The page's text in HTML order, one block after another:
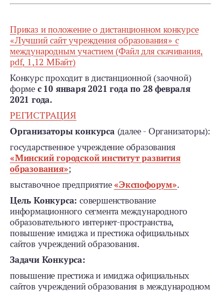
Приказ и положение о дистанционном конкурсе
«Лучший сайт учреждения образования» с
международным участием (Файл для скачивания,
pdf, 1,12 МБайт)
Конкурс проходит в дистанционной (заочной)
форме с 10 января 2021 года по 28 февраля
2021 года.
РЕГИСТРАЦИЯ
Организаторы конкурса(далее - Организаторы):
государственное учреждение образования
«Минский городской институт развития
образования»;
выставочное предприятие«Экспофорум».
Цель Конкурса: совершенствование
информационного сегмента международного
образовательного интернет-пространства,
повышение имиджа и престижа официальных
сайтов учреждений образования.
Задачи Конкурса:
повышение престижа и имиджа официальных
сайтов учреждений образования в международном